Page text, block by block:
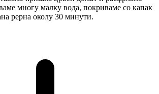
многу малку вода, покриваме со капак
рерна околу 30 минути.